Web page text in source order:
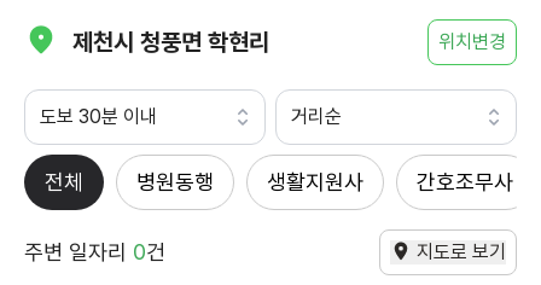
제천시 청풍면 학현리 위치변경
도보 30분 이내 거리순
전체 병원동행 생활지원사 간호조무사
주변 일자리 0건 지도로 보기